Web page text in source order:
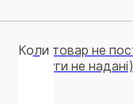
Коли товар не
послуги не